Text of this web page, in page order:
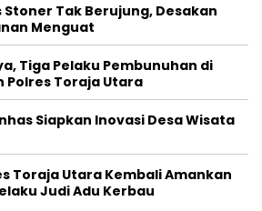
Stoner Tak Berujung, Desakan
Menguat
Tiga Pelaku Pembunuhan di
Polres Toraja Utara
Siapkan Inovasi Desa Wisata
Toraja Utara Kembali Amankan
Judi Adu Kerbau